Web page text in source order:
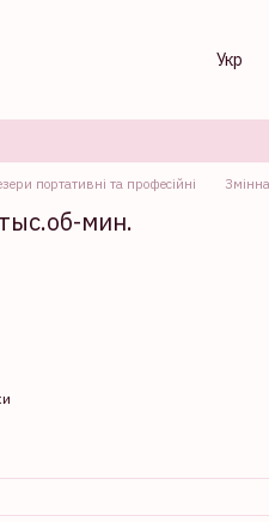
Укр
портативні та професійні
мин.